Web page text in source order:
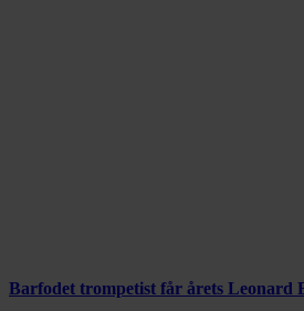
Barfodet trompetist får årets Leonard